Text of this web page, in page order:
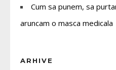
Cum sa punem, sa
aruncam o masca medicala
ARHIVE